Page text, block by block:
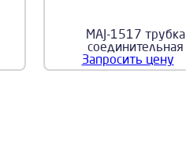
MAJ-1517 трубка
соединительная
Запросить цену